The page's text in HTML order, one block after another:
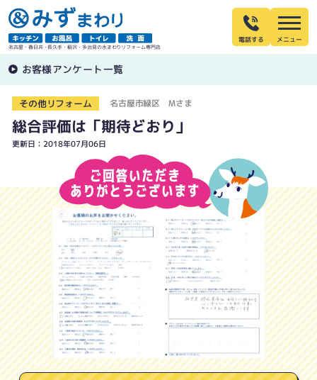
名古屋・春日井・長久手・稲沢・多治見の水まわりリフォーム専門店
電話する
お客様アンケート一覧
その他リフォーム 名古屋市緑区 Mさま
総合評価は「期待どおり」
更新日：2018年07月06日